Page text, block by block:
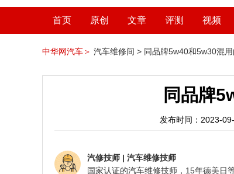
首页 原创 文章 评测 视频
中华网汽车＞ 汽车维修间 > 同品牌5w40和5w30混
同品牌
发布时间：2023-
汽修技师 | 汽车维修技师